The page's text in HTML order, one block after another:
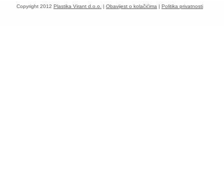
Copyright 2012 Plastika Virant d.o.o. | Obavijest o kolačićima | Politika privatnosti